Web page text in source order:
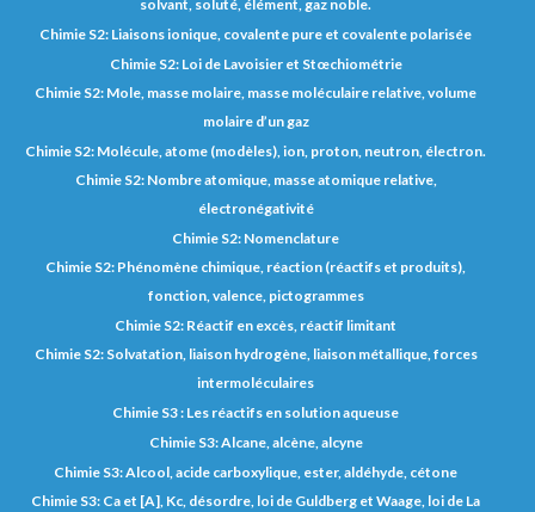
solvant, soluté, élément, gaz noble.
Chimie S2: Liaisons ionique, covalente pure et covalente polarisée
Chimie S2: Loi de Lavoisier et Stœchiométrie
Chimie S2: Mole, masse molaire, masse moléculaire relative, volume
molaire d’un gaz
Chimie S2: Molécule, atome (modèles), ion, proton, neutron, électron.
Chimie S2: Nombre atomique, masse atomique relative,
électronégativité
Chimie S2: Nomenclature
Chimie S2: Phénomène chimique, réaction (réactifs et produits),
fonction, valence, pictogrammes
Chimie S2: Réactif en excès, réactif limitant
Chimie S2: Solvatation, liaison hydrogène, liaison métallique, forces
intermoléculaires
Chimie S3 : Les réactifs en solution aqueuse
Chimie S3: Alcane, alcène, alcyne
Chimie S3: Alcool, acide carboxylique, ester, aldéhyde, cétone
Chimie S3: Ca et [A], Kc, désordre, loi de Guldberg et Waage, loi de La